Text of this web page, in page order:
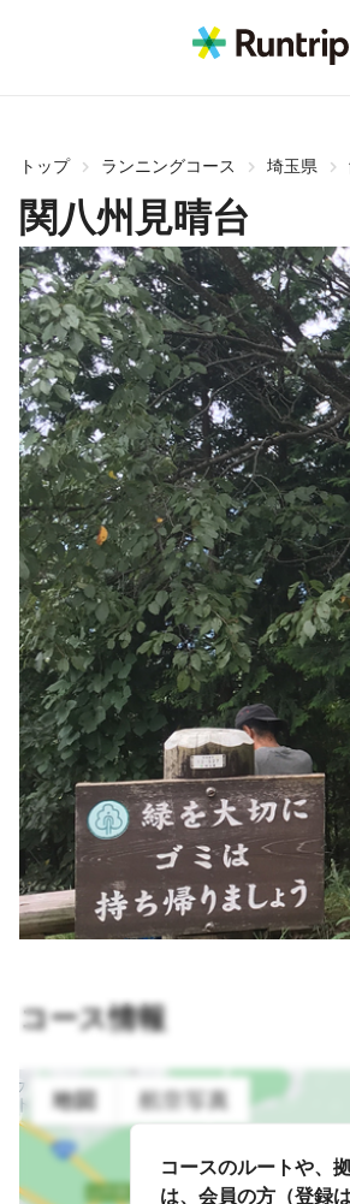
トップ ランニングコース 埼玉県
関八州見晴台
コース情報
コースのルートや、
は、会員の方（登録